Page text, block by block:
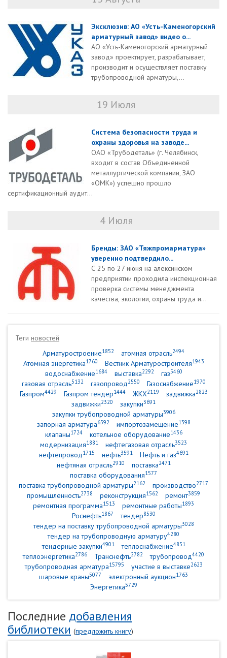
Эксклюзив: АО «Усть-Каменогорский
арматурный завод» видео о...
АО «Усть-Каменогорский арматурный
завод» проектирует, разрабатывает,
производит и осуществляет поставку
трубопроводной арматуры,...
19 Июля
Система безопасности труда и
охраны здоровья на заводе...
ОАО «Трубодеталь» (г. Челябинск,
входит в состав Объединенной
металлургической компании, ЗАО
«ОМК») успешно прошло
сертификационный аудит...
4 Июля
Бренды: ЗАО «Тяжпромарматура»
уверенно подтвердило...
С 25 по 27 июня на алексинском
предприятии проходила инспекционная
проверка системы менеджмента
качества, экологии, охраны труда и...
Теги новостей
Арматуростроение1852 атомная отрасль2494
Атомная энергетика1760 Вестник Арматуростроителя1943
водоснабжение1684 выставка2292 газ5460
газовая отрасль5132 газопровод2550 Газоснабжение1970
Газпром4429 Газпром тендер1444 ЖКХ2119 задвижка2823
задвижки2320 закупки3691
закупки трубопроводной арматуры3906
запорная арматура6592 импортозамещение1398
клапаны1724 котельное оборудование1436
модернизация1881 нефтегазовая отрасль3523
нефтепровод1715 нефть3591 Нефть и газ4691
нефтяная отрасль2910 поставка2471
поставка оборудования1577
поставка трубопроводной арматуры2162 производство2717
промышленность2738 реконструкция1562 ремонт3859
ремонтная программа1513 ремонтные работы1893
Роснефть1867 тендер8530
тендер на поставку трубопроводной арматуры3028
тендер на трубопроводную арматуру4280
тендерные закупки4901 теплоснабжение4851
теплоэнергетика2786 Транснефть2782 трубопровод4420
трубопроводная арматура15795 участие в выставке2623
шаровые краны5077 электронный аукцион1763
Энергетика5729
Последние добавления
библиотеки (предложить книгу)